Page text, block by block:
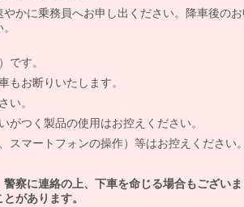
かに乗務員へお申し出ください。降車後の
です。
もお断りいたします。
い。
つく製品の使用はお控えください。
スマートフォンの操作）等はお控えください
察に連絡の上、下車を命じる場合もございま
があります。